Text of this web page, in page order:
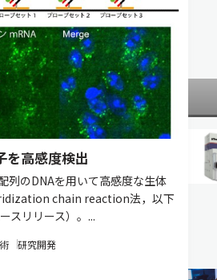
を高感度検出
列のDNAを用いて高感度な生体
chain reaction法，以下
スリリース）。...
研究開発